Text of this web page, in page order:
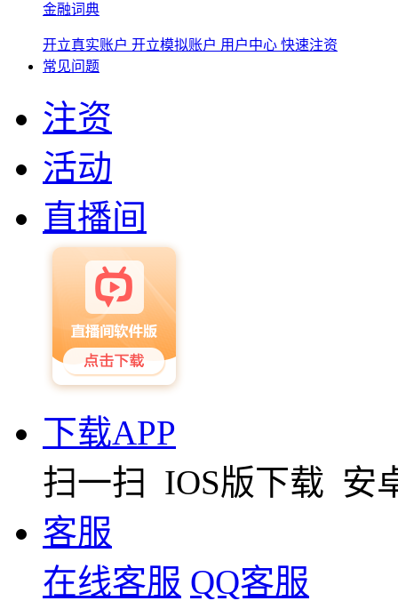
金融词典
开立真实账户 开立模拟账户 用户中心 快速注资
常见问题
注资
活动
直播间
下载APP
扫一扫
IOS版下载 安
客服
在线客服 QQ客服